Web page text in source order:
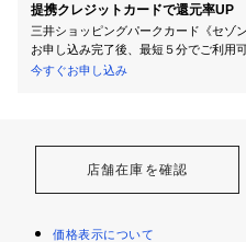
提携クレジットカードで還元率UP
三井ショッピングパークカード《セゾ
お申し込み完了後、最短５分でご利用可
今すぐお申し込み
店舗在庫を確認
価格表示について